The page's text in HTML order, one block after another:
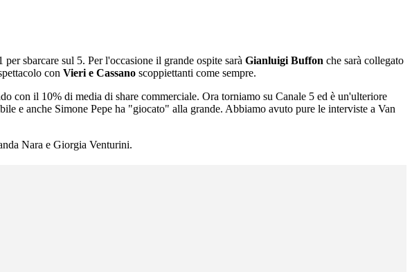
per sbarcare sul 5. Per l'occasione il grande ospite sarà Gianluigi Buffon che sarà collegato
con Vieri e Cassano scoppiettanti come sempre.
con il 10% di media di share commerciale. Ora torniamo su Canale 5 ed è un'ulteriore
e anche Simone Pepe ha "giocato" alla grande. Abbiamo avuto pure le interviste a Van
Nara e Giorgia Venturini.